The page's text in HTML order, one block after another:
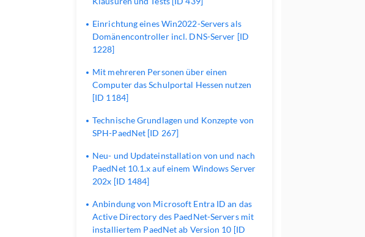
Einrichtung eines Win2022-Servers als
Domänencontroller incl. DNS-Server [ID
1228]
Mit mehreren Personen über einen
Computer das Schulportal Hessen nutzen
[ID 1184]
Technische Grundlagen und Konzepte von
SPH-PaedNet [ID 267]
Neu- und Updateinstallation von und nach
PaedNet 10.1.x auf einem Windows Server
202x [ID 1484]
Anbindung von Microsoft Entra ID an das
Active Directory des PaedNet-Servers mit
installiertem PaedNet ab Version 10 [ID